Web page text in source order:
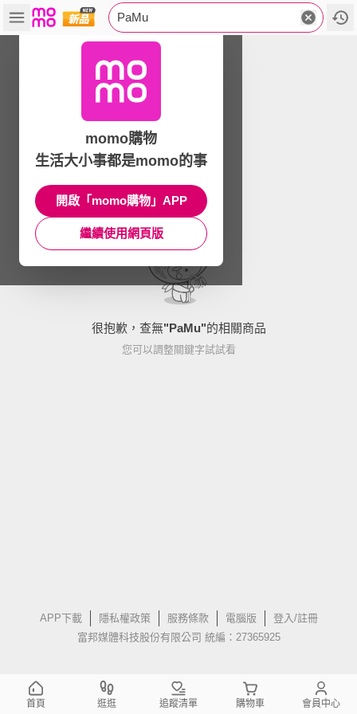
PaMu
很抱歉，查無"PaMu"的相關商品
您可以調整關鍵字試試看
APP下載 隱私權政策 服務條款 電腦版
登入/註冊
富邦媒體科技股份有限公司 統編：27365925
momo購物
生活大小事都是momo的事
開啟「momo購物」APP
繼續使用網頁版
首頁 逛逛 追蹤清單 購物車 會員中心